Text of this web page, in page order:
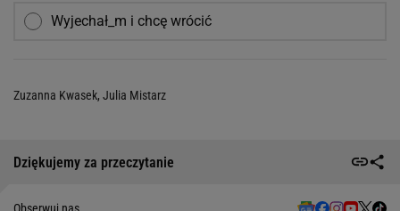
Wyjechał_m i chcę wrócić
Zuzanna Kwasek, Julia Mistarz
Dziękujemy za przeczytanie